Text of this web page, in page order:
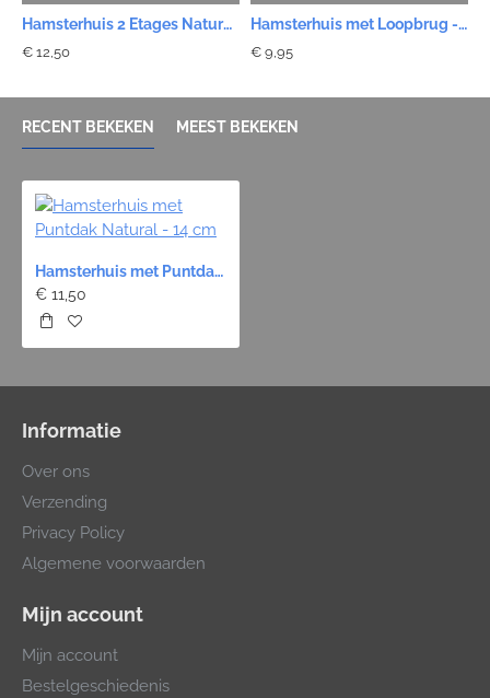
Hamsterhuis 2 Etages Natural - 22 cm
€ 12,50
Hamsterhuis met Loopbrug - 17cm
€ 9,95
RECENT BEKEKEN MEEST BEKEKEN
Hamsterhuis met Puntdak Natural - 14 cm
€ 11,50
Informatie
Over ons
Verzending
Privacy Policy
Algemene voorwaarden
Mijn account
Mijn account
Bestelgeschiedenis